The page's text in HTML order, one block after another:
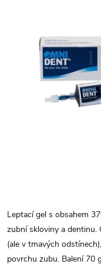
Leptací gel s obsahem
zubní skloviny a dentinu.
(ale v tmavých
povrchu zubu. Balení 70